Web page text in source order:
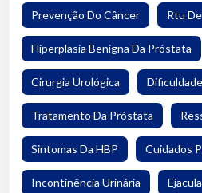
Prevenção Do Câncer Rtu
Hiperplasia Benigna Da Próstata
Cirurgia Urológica
Tratamento Da Próstata
Sintomas Da HBP Cuidados
Incontinência Urinária